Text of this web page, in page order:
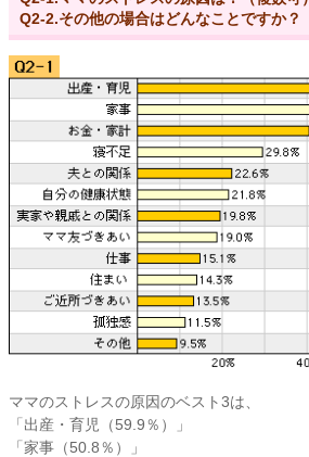
Q2-2.その他の場合はどんなことですか？
ママのストレスの原因のベスト3は、
「出産・育児（59.9％）」
「家事（50.8％）」